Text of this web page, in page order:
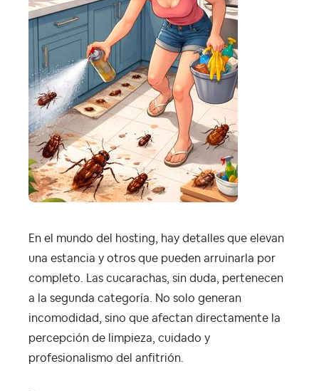
En el mundo del hosting, hay detalles que elevan
una estancia y otros que pueden arruinarla por
completo. Las cucarachas, sin duda, pertenecen
a la segunda categoría. No solo generan
incomodidad, sino que afectan directamente la
percepción de limpieza, cuidado y
profesionalismo del anfitrión.